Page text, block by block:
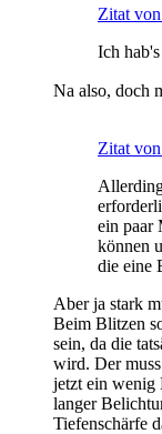
Zitat
Ich
Na also, doch
Zitat
ein paar
können
die eine
Aber ja stark
Beim Blitzen
sein, da die
wird. Der
jetzt ein wenig
langer
Tiefenschärfe